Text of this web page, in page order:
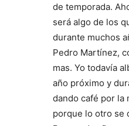
de temporada.
será algo de los
durante muchos
Pedro Martínez,
mas. Yo todavía
año próximo y
dando café por la
porque lo otro se